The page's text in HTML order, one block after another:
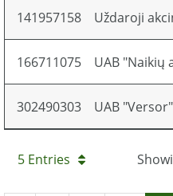
141957158 Uždaroji
166711075 UAB "Naikių
302490303 UAB "Versor"
5 Entries